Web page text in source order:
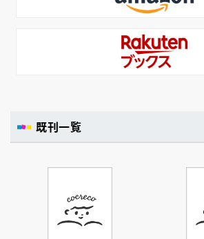
既刊一覧